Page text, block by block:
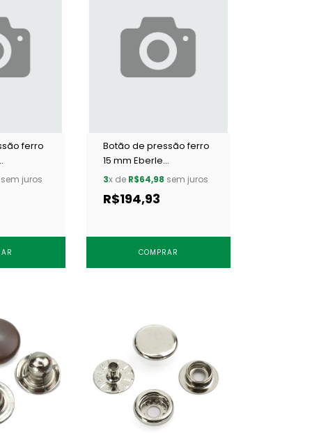
ferro
c/ 200
juros
Botão de pressão ferro
15 mm Eberle
BT7.150.100.6.F 4006 c/
3x de R$64,98 sem juros
R$194,93
COMPRAR